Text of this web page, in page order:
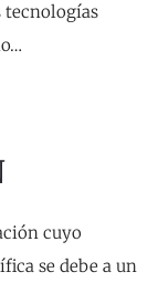
tecnologías
cuyo
se debe a un